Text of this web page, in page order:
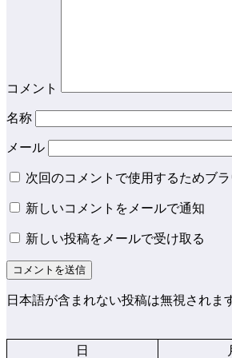
コメント
名称
メール
次回のコメントで使用するためブ
新しいコメントをメールで通知
新しい投稿をメールで受け取る
日本語が含まれない投稿は無視されま
日